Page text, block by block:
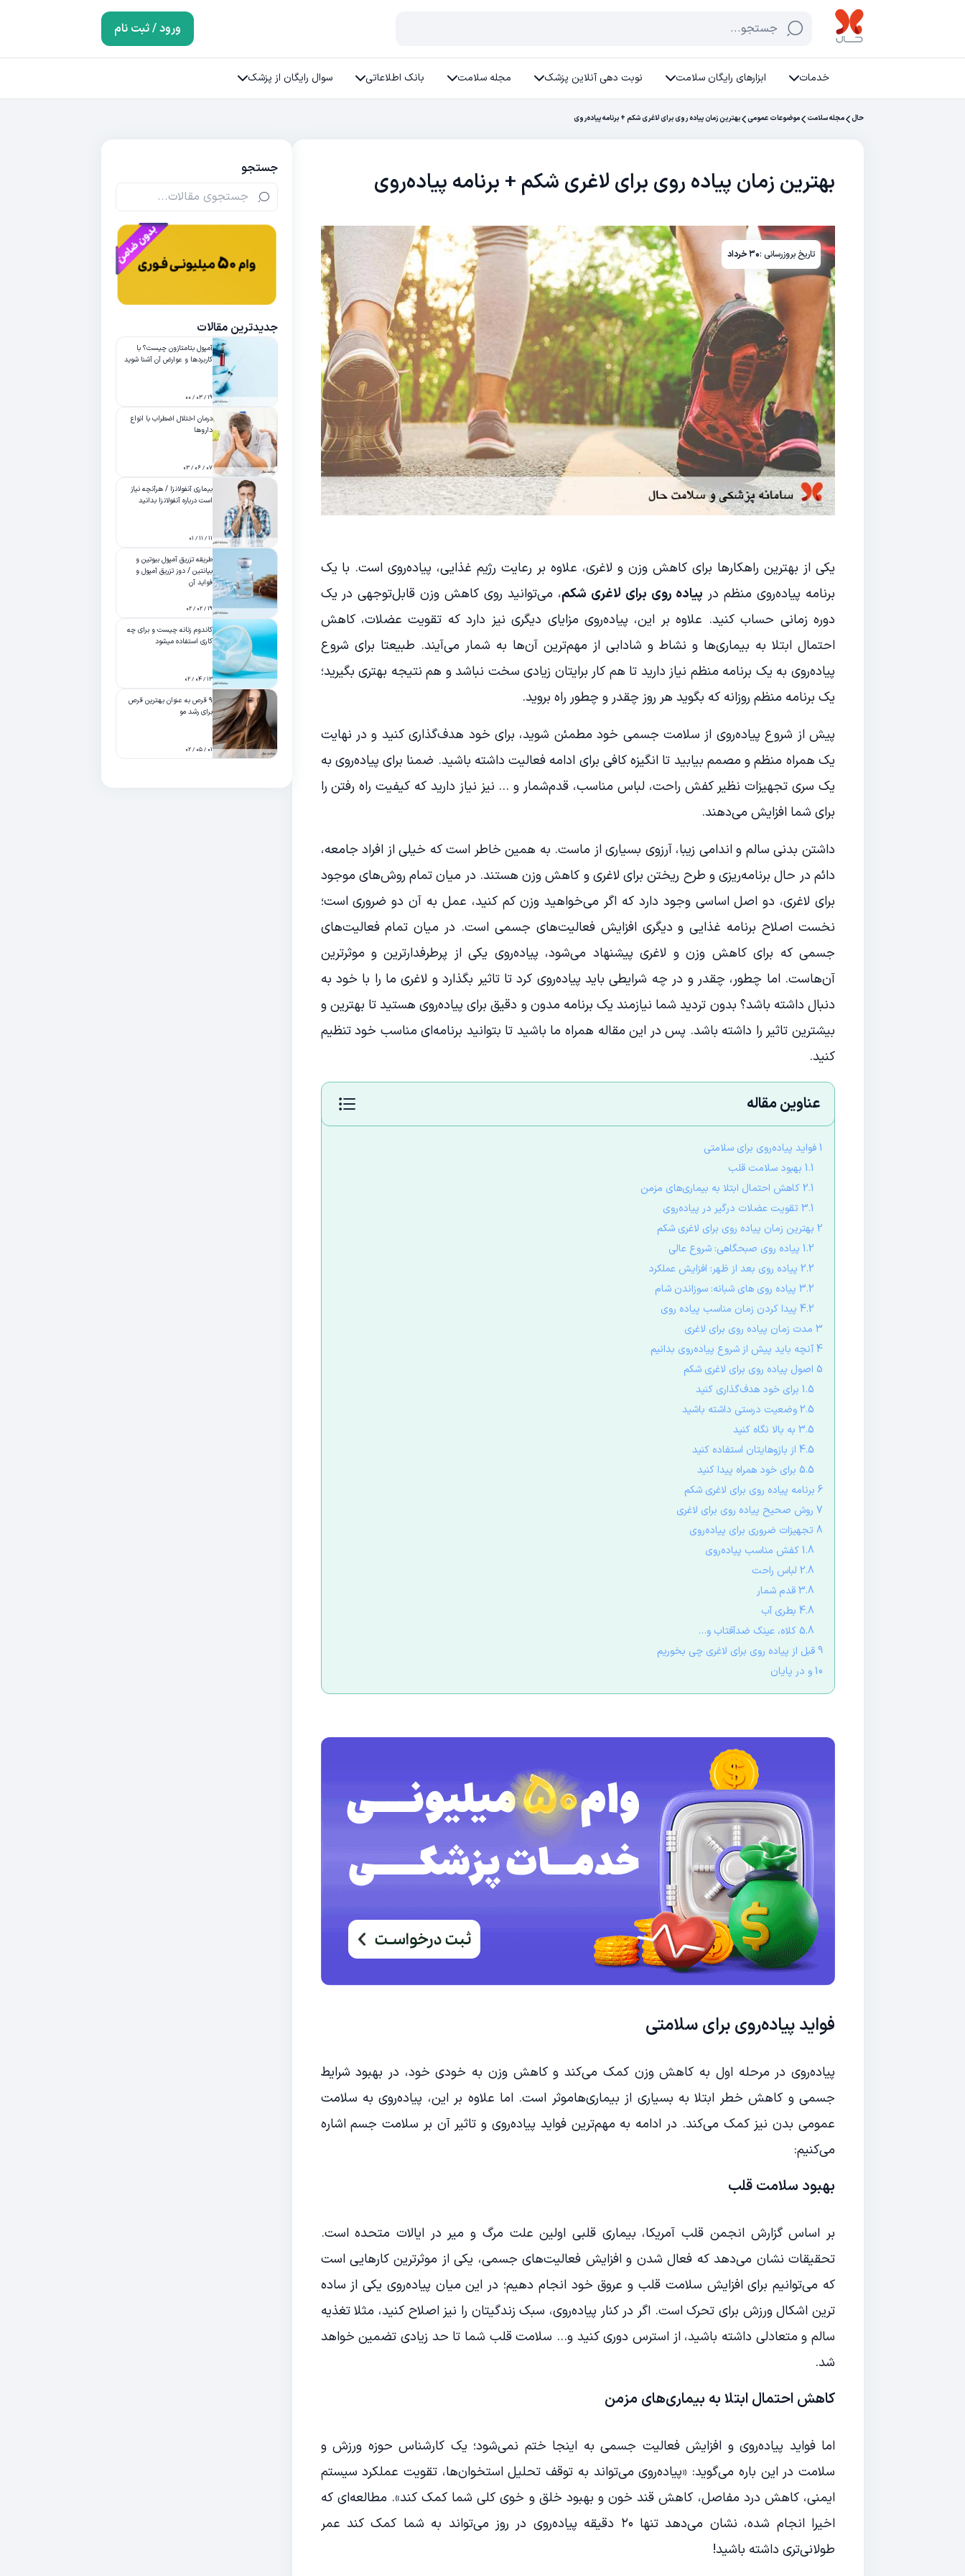
جستجو... ورود / ثبت نام
خدمات ابزارهای رایگان سلامت نوبت دهی آنلاین پزشک مجله سلامت بانک اطلاعاتی سوال رایگان از پزشک
حال مجله سلامت موضوعات عمومی بهترین زمان پیاده روی برای لاغری شکم + برنامه پیاده‌روی
بهترین زمان پیاده روی برای لاغری شکم + برنامه پیاده‌روی
تاریخ بروزرسانی :۳۰ خرداد
یکی از بهترین راهکارها برای کاهش وزن و لاغری، علاوه بر رعایت رژیم غذایی، پیاده‌روی است. با یک
برنامه پیاده‌روی منظم در پیاده روی برای لاغری شکم، می‌توانید روی کاهش وزن قابل‌توجهی در یک
دوره زمانی حساب کنید. علاوه بر این، پیاده‌روی مزایای دیگری نیز دارد که تقویت عضلات، کاهش
احتمال ابتلا به بیماری‌ها و نشاط و شادابی از مهم‌ترین آن‌ها به شمار می‌آیند. طبیعتا برای شروع
پیاده‌روی به یک برنامه منظم نیاز دارید تا هم کار برایتان زیادی سخت نباشد و هم نتیجه بهتری بگیرید؛
یک برنامه منظم روزانه که بگوید هر روز چقدر و چطور راه بروید.
پیش از شروع پیاده‌روی از سلامت جسمی خود مطمئن شوید، برای خود هدف‌گذاری کنید و در نهایت
یک همراه منظم و مصمم بیابید تا انگیزه کافی برای ادامه فعالیت داشته باشید. ضمنا برای پیاده‌روی به
یک سری تجهیزات نظیر کفش راحت، لباس مناسب، قدم‌شمار و … نیز نیاز دارید که کیفیت راه رفتن را
برای شما افزایش می‌دهند.
داشتن بدنی سالم و اندامی زیبا، آرزوی بسیاری از ماست. به همین خاطر است که خیلی از افراد جامعه،
دائم در حال برنامه‌ریزی و طرح ریختن برای لاغری و کاهش وزن هستند. در میان تمام روش‌های موجود
برای لاغری، دو اصل اساسی وجود دارد که اگر می‌خواهید وزن کم کنید، عمل به آن دو ضروری است؛
نخست اصلاح برنامه غذایی و دیگری افزایش فعالیت‌های جسمی است. در میان تمام فعالیت‌های
جسمی که برای کاهش وزن و لاغری پیشنهاد می‌شود، پیاده‌روی یکی از پرطرفدارترین و موثرترین
آن‌هاست. اما چطور، چقدر و در چه شرایطی باید پیاده‌روی کرد تا تاثیر بگذارد و لاغری ما را با خود به
دنبال داشته باشد؟ بدون تردید شما نیازمند یک برنامه مدون و دقیق برای پیاده‌روی هستید تا بهترین و
بیشترین تاثیر را داشته باشد. پس در این مقاله همراه ما باشید تا بتوانید برنامه‌ای مناسب خود تنظیم
کنید.
عناوین مقاله
1 فواید پیاده‌روی برای سلامتی
1.1 بهبود سلامت قلب
2.1 کاهش احتمال ابتلا به بیماری‌های مزمن
3.1 تقویت عضلات درگیر در پیاده‌روی
2 بهترین زمان پیاده روی برای لاغری شکم
1.2 پیاده روی صبحگاهی: شروع عالی
2.2 پیاده روی بعد از ظهر: افزایش عملکرد
3.2 پیاده روی های شبانه: سوزاندن شام
4.2 پیدا کردن زمان مناسب پیاده روی
3 مدت زمان پیاده روی برای لاغری
4 آنچه باید پیش از شروع پیاده‌روی بدانیم
5 اصول پیاده روی برای لاغری شکم
1.5 برای خود هدف‌گذاری کنید
2.5 وضعیت درستی داشته باشید
3.5 به بالا نگاه کنید
4.5 از بازوهایتان استفاده کنید
5.5 برای خود همراه پیدا کنید
6 برنامه پیاده روی برای لاغری شکم
7 روش صحیح پیاده روی برای لاغری
8 تجهیزات ضروری برای پیاده‌روی
1.8 کفش مناسب پیاده‌روی
2.8 لباس راحت
3.8 قدم شمار
4.8 بطری آب
5.8 کلاه، عینک ضدآفتاب و…
9 قبل از پیاده روی برای لاغری چی بخوریم
10 و در پایان
فواید پیاده‌روی برای سلامتی
پیاده‌روی در مرحله اول به کاهش وزن کمک می‌کند و کاهش وزن به خودی خود، در بهبود شرایط
جسمی و کاهش خطر ابتلا به بسیاری از بیماری‌هاموثر است. اما علاوه بر این، پیاده‌روی به سلامت
عمومی بدن نیز کمک می‌کند. در ادامه به مهم‌ترین فواید پیاده‌روی و تاثیر آن بر سلامت جسم اشاره
می‌کنیم:
بهبود سلامت قلب
بر اساس گزارش انجمن قلب آمریکا، بیماری قلبی اولین علت مرگ و میر در ایالات متحده است.
تحقیقات نشان می‌دهد که فعال شدن و افزایش فعالیت‌های جسمی، یکی از موثرترین کارهایی است
که می‌توانیم برای افزایش سلامت قلب و عروق خود انجام دهیم؛ در این میان پیاده‌روی یکی از ساده
ترین اشکال ورزش برای تحرک است. اگر در کنار پیاده‌روی، سبک زندگیتان را نیز اصلاح کنید، مثلا تغذیه
سالم و متعادلی داشته باشید، از استرس دوری کنید و… سلامت قلب شما تا حد زیادی تضمین خواهد
شد.
کاهش احتمال ابتلا به بیماری‌های مزمن
اما فواید پیاده‌روی و افزایش فعالیت جسمی به اینجا ختم نمی‌شود؛ یک کارشناس حوزه ورزش و
سلامت در این باره می‌گوید: «پیاده‌روی می‌تواند به توقف تحلیل استخوان‌ها، تقویت عملکرد سیستم
ایمنی، کاهش درد مفاصل، کاهش قند خون و بهبود خلق و خوی کلی شما کمک کند». مطالعه‌ای که
اخیرا انجام شده، نشان می‌دهد تنها ۲۰ دقیقه پیاده‌روی در روز می‌تواند به شما کمک کند عمر
طولانی‌تری داشته باشید!
جستجو
جدیدترین مقالات
آمپول بتامتازون چیست؟ با
کاربردها و عوارض آن آشنا شوید
۱۹ / ۰۳ / ۰۰
درمان اختلال اضطراب با انواع
داروها
۰۷ / ۰۶ / ۰۳
بیماری آنفولانزا / هرآنچه نیاز
است درباره آنفولانزا بدانید
۱۱ / ۱۱ / ۰۱
طریقه تزریق آمپول بیوتین و
بپانتین / دوز تزریق آمپول و
فواید آن
۱۹ / ۰۲ / ۰۲
کاندوم زنانه چیست و برای چه
کاری استفاده میشود
۱۳ / ۰۴ / ۰۲
۹ قرص به عنوان بهترین قرص
برای رشد مو
۰۱ / ۰۵ / ۰۲